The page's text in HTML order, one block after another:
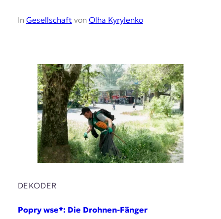
In Gesellschaft von Olha Kyrylenko
DEKODER
Popry wse*: Die Drohnen-Fänger